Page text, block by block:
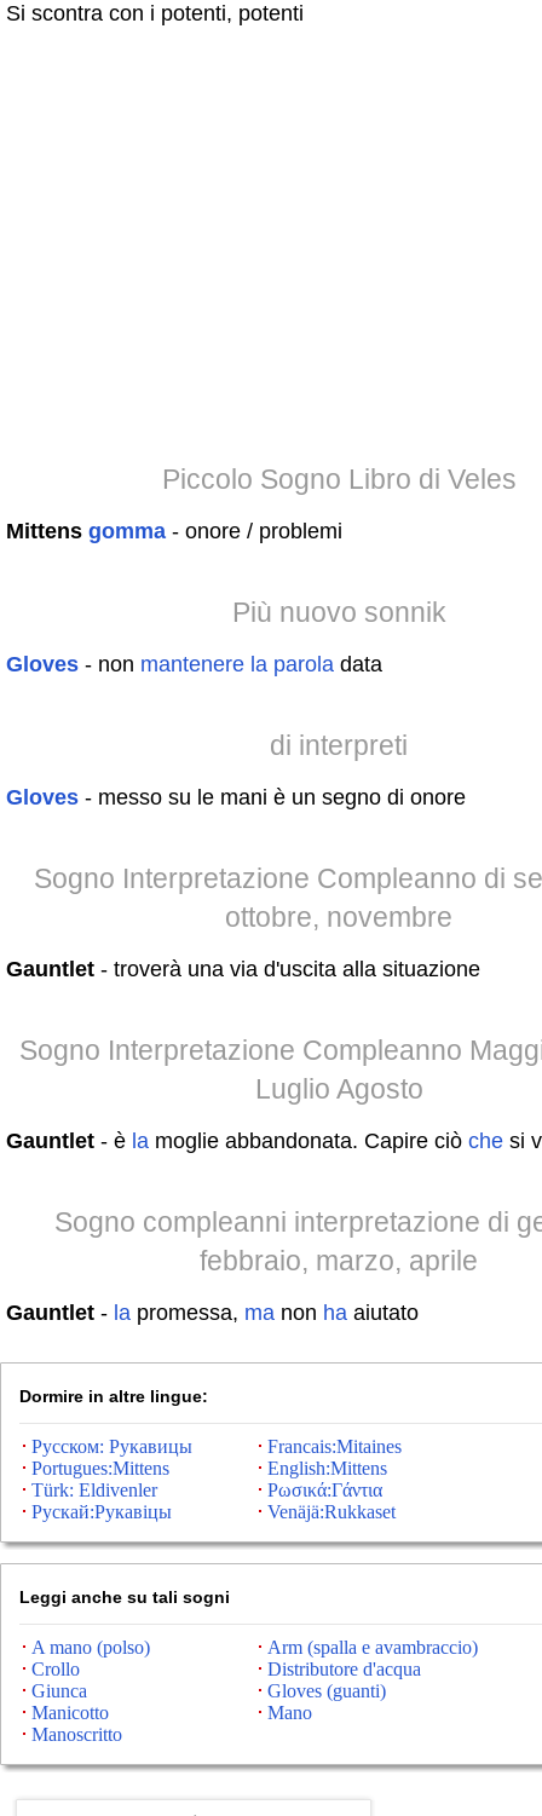
Si scontra con i potenti, potenti
Piccolo Sogno Libro di Veles
Mittens gomma - onore / problemi
Più nuovo sonnik
Gloves - non mantenere la parola data
di interpreti
Gloves - messo su le mani è un segno di onore
Sogno Interpretazione Compleanno di
ottobre, novembre
Gauntlet - troverà una via d'uscita alla situazione
Sogno Interpretazione Compleanno
Luglio Agosto
Gauntlet - è la moglie abbandonata. Capire ciò che si
Sogno compleanni interpretazione di
febbraio, marzo, aprile
Gauntlet - la promessa, ma non ha aiutato
Dormire in altre lingue:
Русском: Рукавицы
Francais:Mitaines
Portugues:Mittens
English:Mittens
Türk: Eldivenler
Ρωσικά:Γάντια
Рускай:Рукавіцы
Venäjä:Rukkaset
Leggi anche su tali sogni
A mano (polso)
Arm (spalla e avambraccio)
Crollo
Distributore d'acqua
Giunca
Gloves (guanti)
Manicotto
Mano
Manoscritto